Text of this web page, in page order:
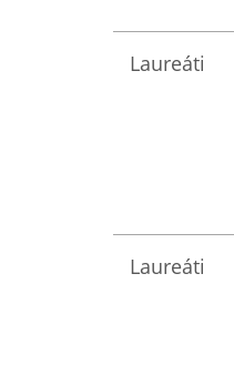
Laureáti
Laureáti